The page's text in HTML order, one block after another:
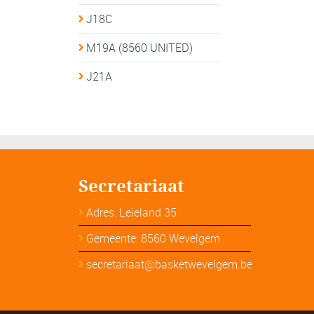
J18C
M19A (8560 UNITED)
J21A
Secretariaat
Adres: Leieland 35
Gemeente: 8560 Wevelgem
secretariaat@basketwevelgem.be